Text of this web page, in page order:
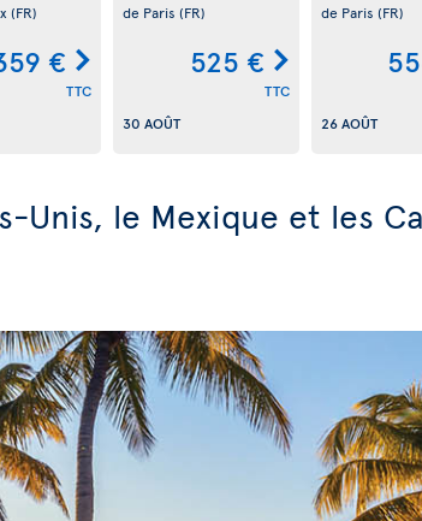
(FR)
€
TTC
de Paris (FR)
525 €
TTC
30 AOÛT
de Paris (FR)
26 AOÛT
Unis, le Mexique et les